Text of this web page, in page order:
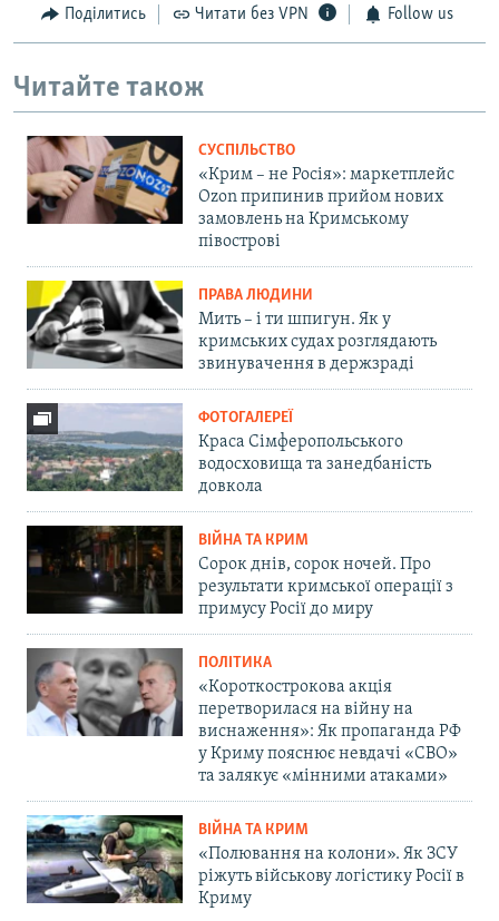
Поділитись Читати без VPN Follow us
Читайте також
СУСПІЛЬСТВО
«Крим – не Росія»: маркетплейс
Ozon припинив прийом нових
замовлень на Кримському
півострові
ПРАВА ЛЮДИНИ
Мить – і ти шпигун. Як у
кримських судах розглядають
звинувачення в держзраді
ФОТОГАЛЕРЕЇ
Краса Сімферопольського
водосховища та занедбаність
довкола
ВІЙНА ТА КРИМ
Сорок днів, сорок ночей. Про
результати кримської операції з
примусу Росії до миру
ПОЛІТИКА
«Короткострокова акція
перетворилася на війну на
виснаження»: Як пропаганда РФ
у Криму пояснює невдачі «СВО»
та залякує «мінними атаками»
ВІЙНА ТА КРИМ
«Полювання на колони». Як ЗСУ
ріжуть військову логістику Росії в
Криму